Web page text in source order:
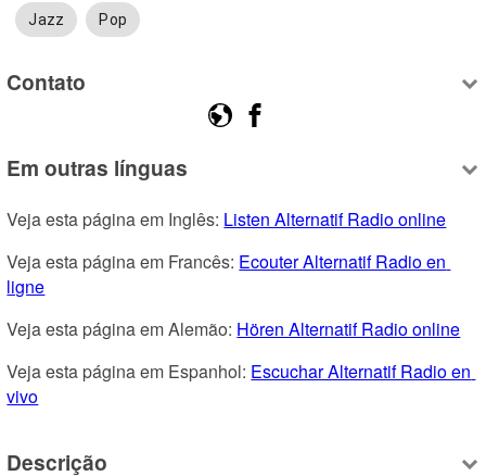
Jazz Pop
Contato
Em outras línguas
Veja esta página em Inglês: Listen Alternatif Radio online
Veja esta página em Francês: Ecouter Alternatif Radio en
ligne
Veja esta página em Alemão: Hören Alternatif Radio online
Veja esta página em Espanhol: Escuchar Alternatif Radio en
vivo
Descrição